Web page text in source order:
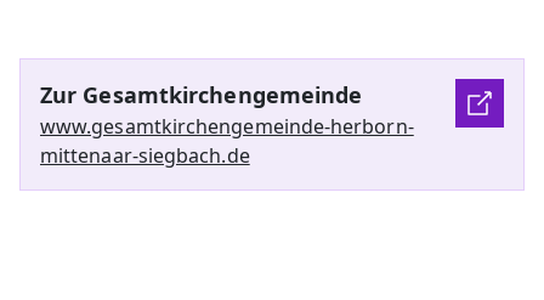
Zur Gesamtkirchengemeinde
www.gesamtkirchengemeinde-herborn-
mittenaar-siegbach.de